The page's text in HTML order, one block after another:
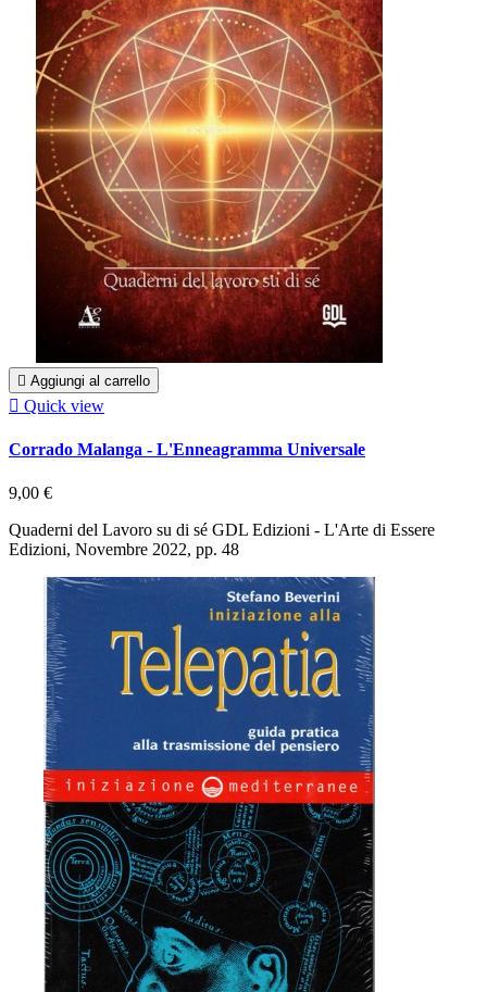
 Aggiungi al carrello
 Quick view
Corrado Malanga - L'Enneagramma Universale
9,00 €
Quaderni del Lavoro su di sé GDL Edizioni - L'Arte di Essere
Edizioni, Novembre 2022, pp. 48